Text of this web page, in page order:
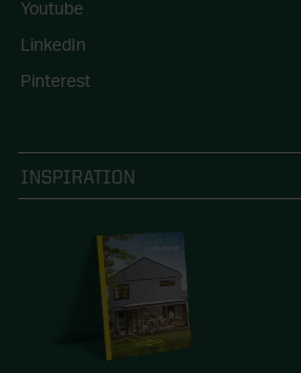
Youtube
LinkedIn
Pinterest
INSPIRATION